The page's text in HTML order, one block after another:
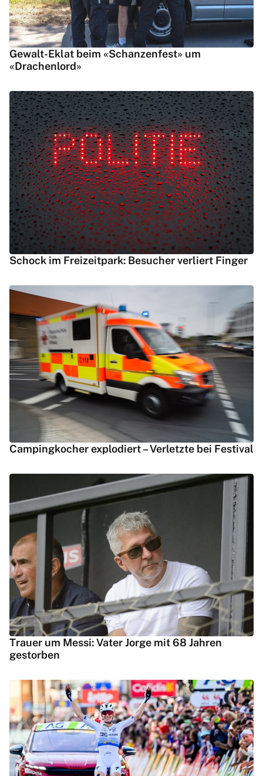
Gewalt-Eklat beim «Schanzenfest» um
«Drachenlord»
Schock im Freizeitpark: Besucher verliert Finger
Campingkocher explodiert – Verletzte bei Festival
Trauer um Messi: Vater Jorge mit 68 Jahren
gestorben